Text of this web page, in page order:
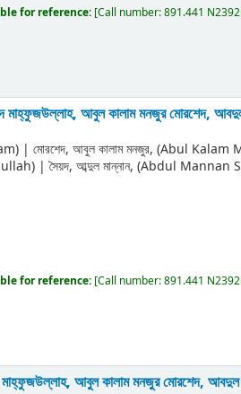
for reference: [Call number:891.441
মাহ্‌ফুজউল্লাহ, আবুল কালাম মনজুর মোরশেদ,
| মোরশেদ, আবুল কালাম মনজুর, (Abul
|সৈয়দ, আব্দুল মান্নান, (Abdul Mannan
for reference: [Call number:891.441
মাহ্‌ফুজউল্লাহ, আবুল কালাম মনজুর মোরশেদ,